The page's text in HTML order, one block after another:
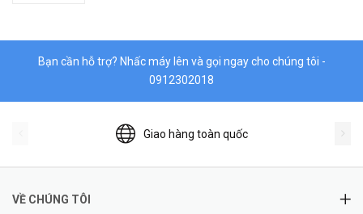
Bạn cần hỗ trợ? Nhấc máy lên và gọi ngay cho chúng tôi -
0912302018
Giao hàng toàn quốc
VỀ CHÚNG TÔI